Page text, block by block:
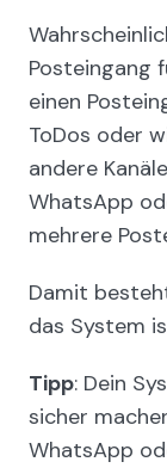
Posteingang
einen
ToDos oder
andere
WhatsApp
mehrere
Damit
das System
Tipp: Dein
sicher
WhatsApp